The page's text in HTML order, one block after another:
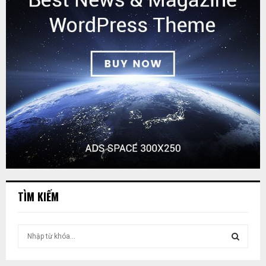
TÌM KIẾM